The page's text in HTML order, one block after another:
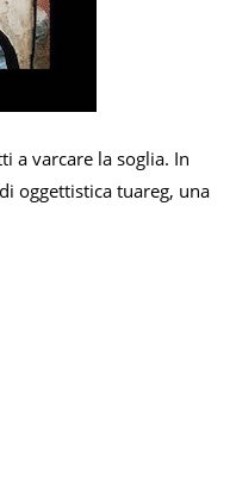
a varcare la soglia. In
oggettistica tuareg, una